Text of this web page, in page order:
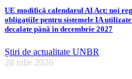
UE modifică calendarul AI Act: noi
obligațiile pentru sistemele IA
decalate până în decembrie 2027
Știri de actualitate UNBR
28 iulie 2026